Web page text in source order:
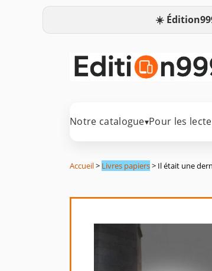
☀️
Notre catalogue▾Pour les
Accueil> Livres papiers> Il était une